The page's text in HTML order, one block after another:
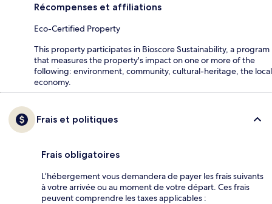
Récompenses et affiliations
Eco-Certified Property
This property participates in Bioscore Sustainability, a program
that measures the property's impact on one or more of the
following: environment, community, cultural-heritage, the local
economy.
Frais et politiques
Frais obligatoires
L’hébergement vous demandera de payer les frais suivants
à votre arrivée ou au moment de votre départ. Ces frais
peuvent comprendre les taxes applicables :